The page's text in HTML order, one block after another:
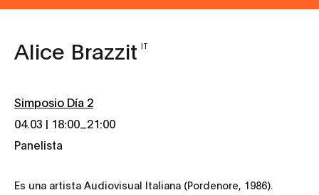
Alice Brazzit IT
Simposio Día 2
04.03 | 18:00 21:00
Panelista
Es una artista Audiovisual Italiana (Pordenore, 1986).